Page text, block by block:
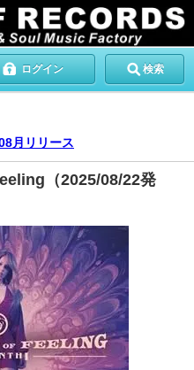
ログイン 検索
月リリース
（2025/08/22発